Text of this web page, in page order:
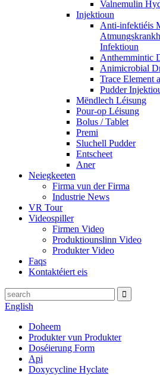
Valnemulin
Injektioun
Anti-infektiéis
Infektioun
Anthemmintic
Animicrobial
Trace Element
Pudder
Mëndlech Léisung
Pour-op Léisung
Bolus / Tablet
Premi
Sluchell Pudder
Entscheet
Aner
Neiegkeeten
Firma vun der Firma
Industrie News
VR Tour
Videospiller
Firmen Video
Produktiounslinn Video
Produkter Video
Faqs
Kontaktéiert eis
English
Doheem
Produkter vun Produkter
Doséierung Form
Api
Doxycycline Hyclate